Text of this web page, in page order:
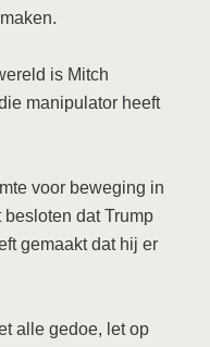
is Mitch
manipulator heeft
voor beweging in
dat Trump
gemaakt dat hij er
alle gedoe, let op